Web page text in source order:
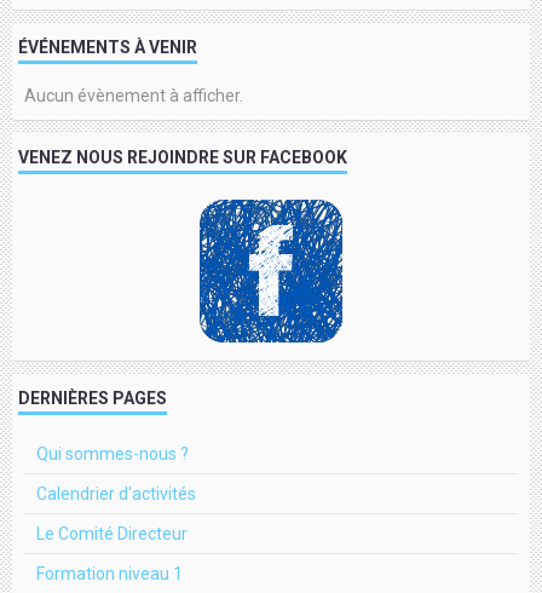
ÉVÉNEMENTS À VENIR
Aucun évènement à afficher.
VENEZ NOUS REJOINDRE SUR FACEBOOK
DERNIÈRES PAGES
Qui sommes-nous ?
Calendrier d'activités
Le Comité Directeur
Formation niveau 1